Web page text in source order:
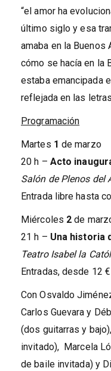
“el amor ha
último siglo y esa
amaba en la
cómo se hacía en la
estaba emancipada
reflejada en las
Programación
Martes 1 de marzo
20 h – Acto
Salón de Plenos del
Entrada libre hasta
Miércoles 2 de
21 h – Una historia
Teatro Isabel la
Entradas, desde 12 €
Con Osvaldo
Carlos Guevara y
(dos guitarras y
invitado), Marcela
de baile invitada) y